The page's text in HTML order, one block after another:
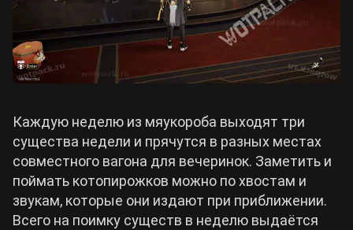
Каждую неделю из мяукороба выходят три
существа недели и прячутся в разных местах
совместного вагона для вечеринок. Заметить и
поймать котопирожков можно по хвостам и
звукам, которые они издают при приближении.
Всего на поимку существ в неделю выдаётся